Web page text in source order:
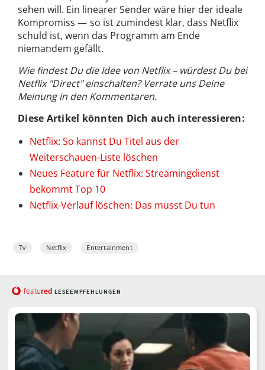
sehen will. Ein linearer Sender wäre hier der ideale
Kompromiss — so ist zumindest klar, dass Netflix
schuld ist, wenn das Programm am Ende
niemandem gefällt.
Wie findest Du die Idee von Netflix – würdest Du bei
Netflix "Direct" einschalten? Verrate uns Deine
Meinung in den Kommentaren.
Diese Artikel könnten Dich auch interessieren:
Netflix: So kannst Du Titel aus der
Weiterschauen-Liste löschen
Neues Feature für Netflix: Streamingdienst
bekommt Top 10
Netflix-Verlauf löschen: Das musst Du tun
Tv Netflix Entertainment
featured LESEEMPFEHLUNGEN